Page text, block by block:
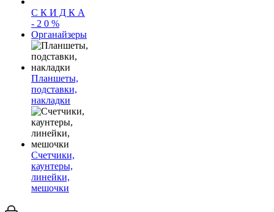
С К И Д К А
- 2 0 %
Органайзеры
Планшеты,
подставки,
накладки
Счетчики,
каунтеры,
линейки,
мешочки